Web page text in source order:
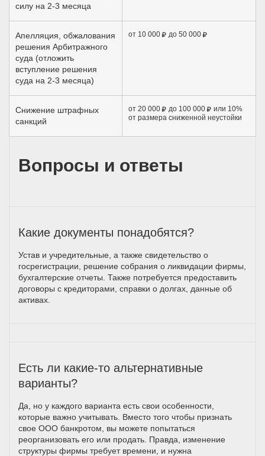
силу на 2-3 месяца
Апелляция, обжалования
решения Арбитражного
суда (отложить
вступление решения
суда на 2-3 месяца)
от 10 000 до 50 000
Снижение штрафных
санкций
от 20 000 до 100 000
или 10%
от размера сниженной неустойки
Вопросы и ответы
Какие документы понадобятся?
Устав и учредительные, а также свидетельство о
госрегистрации, решение собрания о ликвидации фирмы,
бухгалтерские отчеты. Также потребуется предоставить
договоры с кредиторами, справки о долгах, данные об
активах.
Есть ли какие-то альтернативные
варианты?
Да, но у каждого варианта есть свои особенности,
которые важно учитывать. Вместо того чтобы признать
свое ООО банкротом, вы можете попытаться
реорганизовать его или продать. Правда, изменение
структуры фирмы требует времени, и нужна